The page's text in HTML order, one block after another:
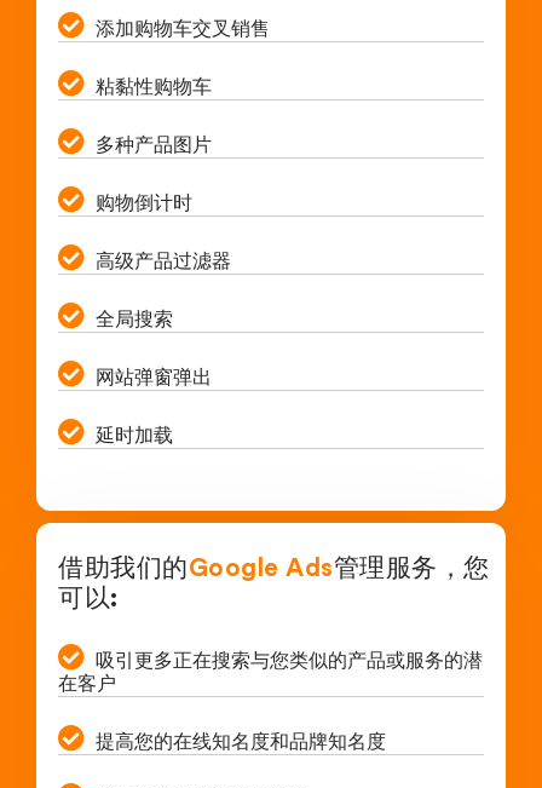
添加购物车交叉销售
粘黏性购物车
多种产品图片
购物倒计时
高级产品过滤器
全局搜索
网站弹窗弹出
延时加载
借助我们的Google Ads管理服务，您
可以:
吸引更多正在搜索与您类似的产品或服务的潜
在客户
提高您的在线知名度和品牌知名度